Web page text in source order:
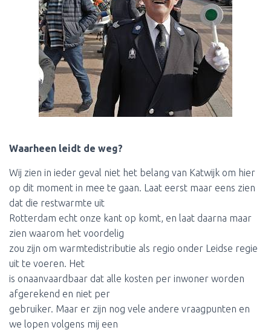
Waarheen leidt de weg?
Wij zien in ieder geval niet het belang van Katwijk om hier
op dit moment in mee te gaan. Laat eerst maar eens zien
dat die restwarmte uit
Rotterdam echt onze kant op komt, en laat daarna maar
zien waarom het voordelig
zou zijn om warmtedistributie als regio onder Leidse regie
uit te voeren. Het
is onaanvaardbaar dat alle kosten per inwoner worden
afgerekend en niet per
gebruiker. Maar er zijn nog vele andere vraagpunten en
we lopen volgens mij een